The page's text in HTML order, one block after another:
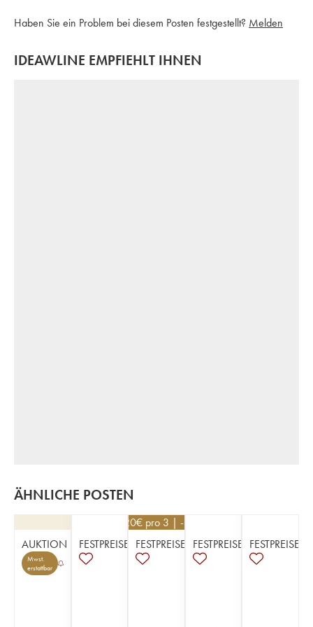
Haben Sie ein Problem bei diesem Posten festgestellt? Melden
IDEAWLINE EMPFIEHLT IHNEN
ÄHNLICHE POSTEN
AUKTION
Mwst.
erstattbar
FESTPREISE
70,20€ pro 3 | -10%
FESTPREISE
FESTPREISE FESTPREISE